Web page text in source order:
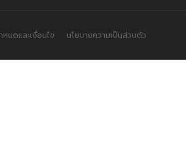
หนดและเงื่อนไข นโยบายความเป็นส่วนตัว